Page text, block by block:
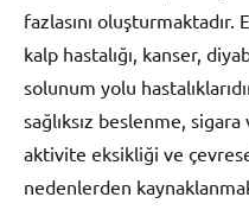
fazlasını oluşturmaktadır.
kalp hastalığı, kanser,
solunum yolu
sağlıksız beslenme,
aktivite eksikliği ve
nedenlerden